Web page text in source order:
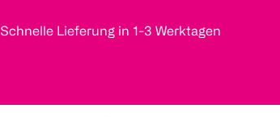
Schnelle Lieferung in 1-3 Werktagen